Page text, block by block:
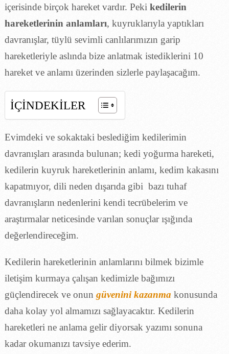
içerisinde birçok hareket vardır. Peki kedilerin
hareketlerinin anlamları, kuyruklarıyla yaptıkları
davranışlar, tüylü sevimli canlılarımızın garip
hareketleriyle aslında bize anlatmak istediklerini 10
hareket ve anlamı üzerinden sizlerle paylaşacağım.
İÇİNDEKİLER
Evimdeki ve sokaktaki beslediğim kedilerimin
davranışları arasında bulunan; kedi yoğurma hareketi,
kedilerin kuyruk hareketlerinin anlamı, kedim kakasını
kapatmıyor, dili neden dışarıda gibi bazı tuhaf
davranışların nedenlerini kendi tecrübelerim ve
araştırmalar neticesinde varılan sonuçlar ışığında
değerlendireceğim.
Kedilerin hareketlerinin anlamlarını bilmek bizimle
iletişim kurmaya çalışan kedimizle bağımızı
güçlendirecek ve onun güvenini kazanma konusunda
daha kolay yol almamızı sağlayacaktır. Kedilerin
hareketleri ne anlama gelir diyorsak yazımı sonuna
kadar okumanızı tavsiye ederim.